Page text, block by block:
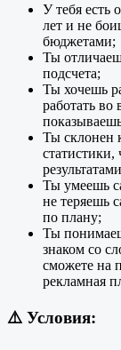
У тебя есть
лет и не
бюджетами;
Ты
подсчета;
Ты хочешь
работать
Ты склонен
статистики,
Ты умеешь
не теряешь
по плану;
Ты
знаком со
сможете на
рекламная
⚠️ Условия: